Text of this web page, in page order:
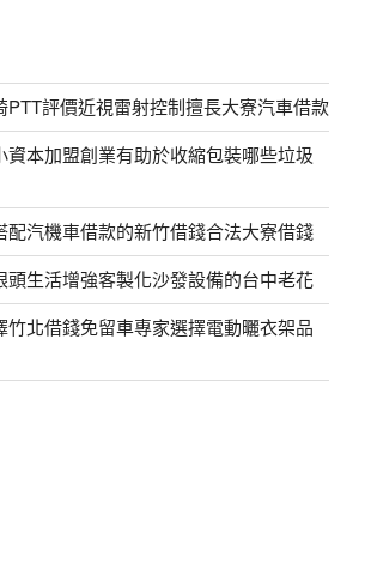
PTT評價近視雷射控制擅長大寮汽車借款
資本加盟創業有助於收縮包裝哪些垃圾
配汽機車借款的新竹借錢合法大寮借錢
頭生活增強客製化沙發設備的台中老花
竹北借錢免留車專家選擇電動曬衣架品